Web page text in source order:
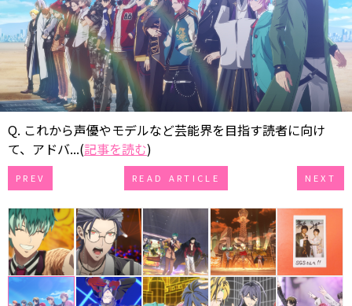
Q. これから声優やモデルなど芸能界を目指す読者に向け
て、アドバ...(記事を読む)
PREV READ ARTICLE NEXT